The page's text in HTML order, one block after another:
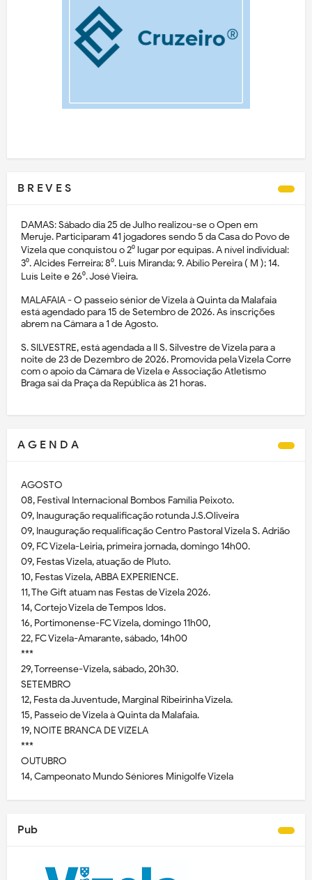
B R E V E S
DAMAS: Sábado dia 25 de Julho realizou-se o Open em
Meruje. Participaram 41 jogadores sendo 5 da Casa do Povo de
Vizela que conquistou o 2⁰ lugar por equipas. A nível individual:
3⁰. Alcides Ferreira; 8⁰. Luís Miranda; 9. Abílio Pereira ( M ); 14.
Luís Leite e 26⁰. José Vieira.
MALAFAIA - O passeio sénior de Vizela à Quinta da Malafaia
está agendado para 15 de Setembro de 2026. As inscrições
abrem na Câmara a 1 de Agosto.
S. SILVESTRE, está agendada a II S. Silvestre de Vizela para a
noite de 23 de Dezembro de 2026. Promovida pela Vizela Corre
com o apoio da Câmara de Vizela e Associação Atletismo
Braga sai da Praça da República às 21 horas.
A G E N D A
AGOSTO
08, Festival Internacional Bombos Família Peixoto.
09, Inauguração requalificação rotunda J.S.Oliveira
09, Inauguração requalificação Centro Pastoral Vizela S. Adrião
09, FC Vizela-Leiria, primeira jornada, domingo 14h00.
09, Festas Vizela, atuação de Pluto.
10, Festas Vizela, ABBA EXPERIENCE.
11, The Gift atuam nas Festas de Vizela 2026.
14, Cortejo Vizela de Tempos Idos.
16, Portimonense-FC Vizela, domingo 11h00,
22, FC Vizela-Amarante, sábado, 14h00
***
29, Torreense-Vizela, sábado, 20h30.
SETEMBRO
12, Festa da Juventude, Marginal Ribeirinha Vizela.
15, Passeio de Vizela à Quinta da Malafaia.
19, NOITE BRANCA DE VIZELA
***
OUTUBRO
14, Campeonato Mundo Séniores Minigolfe Vizela
Pub